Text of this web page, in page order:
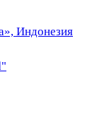
Индонезия